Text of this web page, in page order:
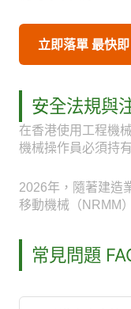
立即落單 最快
安全法規與
在香港使用工程機
機械操作員必須持
2026年，隨著建造
移動機械（NRMM
常見問題